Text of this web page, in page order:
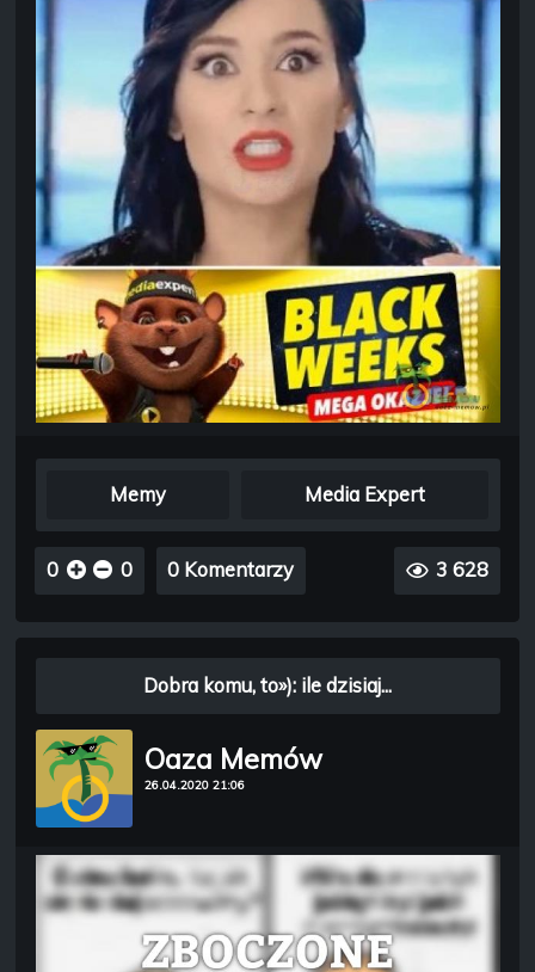
Memy Media Expert
0 0 0 Komentarzy 3 628
Oaza Memów
26.04.2020 21:06
Dobra komu, to»): ile dzisiaj...